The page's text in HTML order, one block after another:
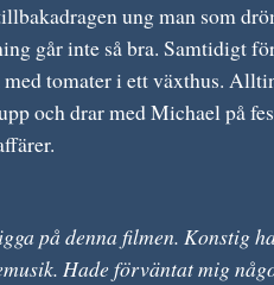
ung man som
går inte så bra. Samtidigt
tomater i ett växthus.
och drar med Michael på
på denna filmen. Konstig
Hade förväntat mig